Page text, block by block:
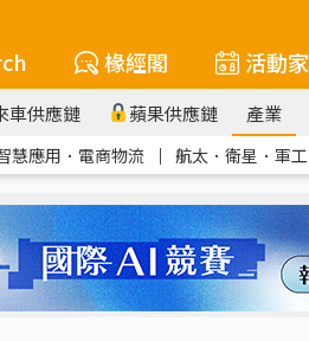
椽經閣 活動家
車供應鏈 蘋果供應鏈 產業
慧應用．電商物流 ｜ 航太．衛星．軍工